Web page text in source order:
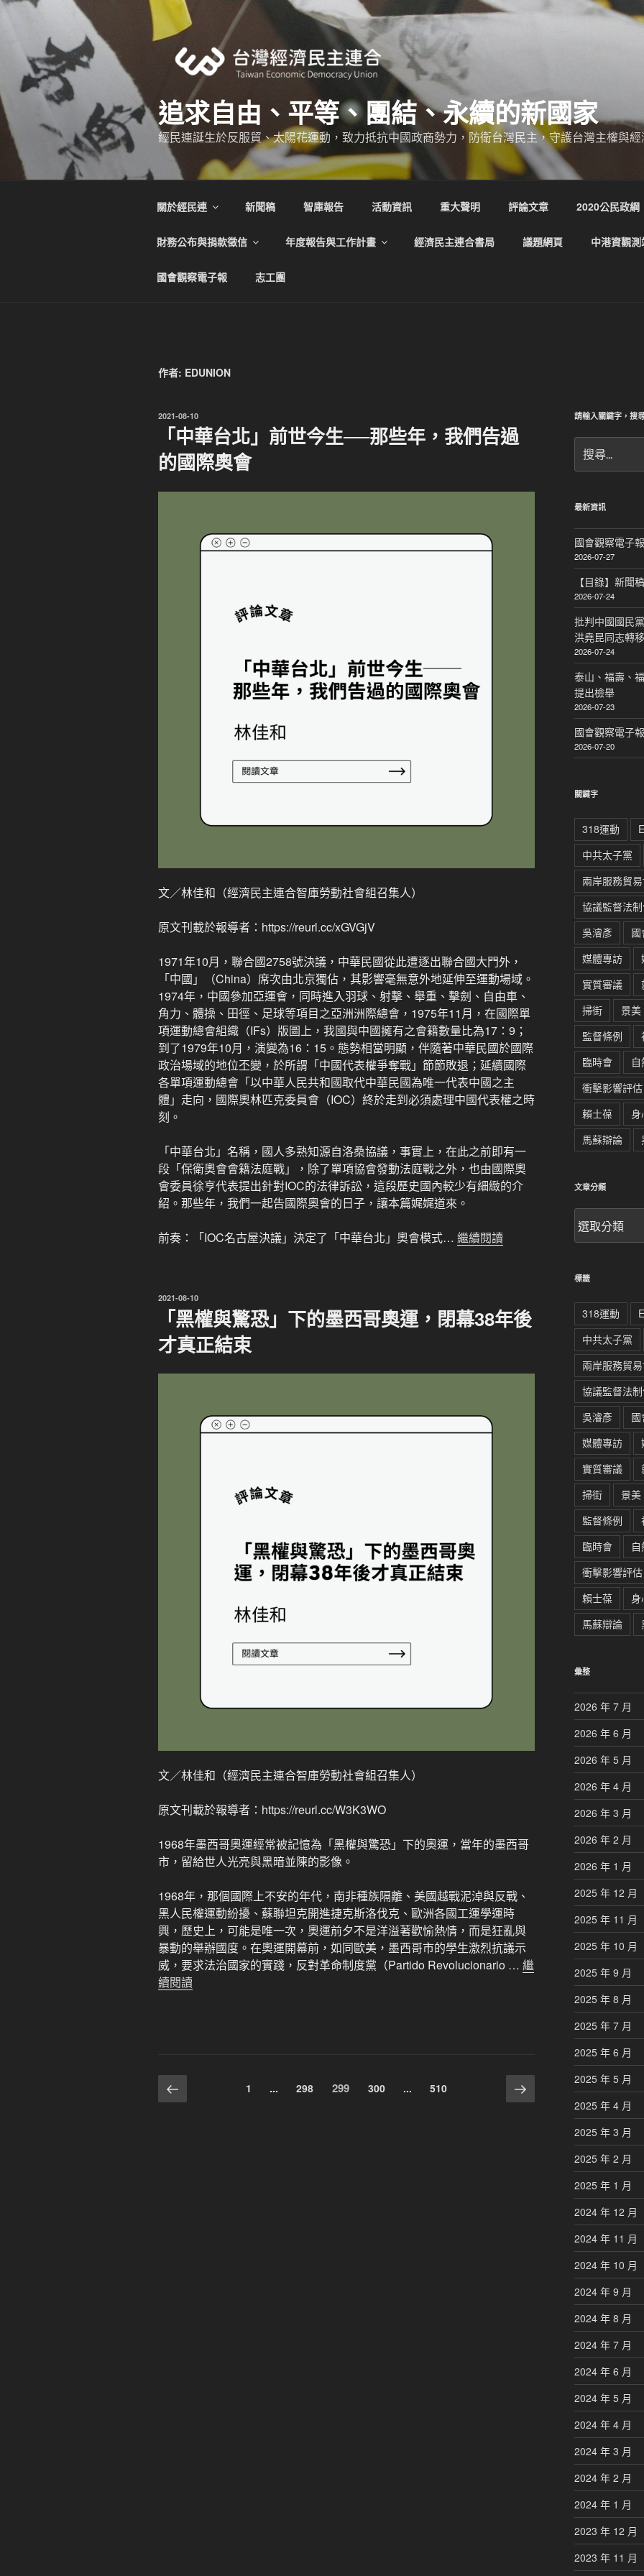
跳
容
追求自由、平等、團結、永續的新國家
經民連誕生於反服貿、太陽花運動，致力抵抗中國政商勢力，防衛台灣民主，守護台灣主權與
關於經民連 新聞稿 智庫報告 活動資訊 重大聲明 評論文章 2020公民政綱
財務公布與捐款徵信 年度報告與工作計畫 經濟民主連合書局 議題網頁 中港資觀測
國會觀察電子報 志工團
作者: EDUNION
發
2021-08-10
「中華台北」前世今生──那些年，我們告過
的國際奧會
文／林佳和（經濟民主連合智庫勞動社會組召集人）
原文刊載於報導者：https://reurl.cc/xGVGjV
1971年10月，聯合國2758號決議，中華民國從此遭逐出聯合國大門外，
「中國」（China）席次由北京獨佔，其影響毫無意外地延伸至運動場域。
1974年，中國參加亞運會，同時進入羽球、射擊、舉重、擊劍、自由車、
角力、體操、田徑、足球等項目之亞洲洲際總會，1975年11月，在國際單
項運動總會組織（IFs）版圖上，我國與中國擁有之會籍數量比為17：9；
到了1979年10月，演變為16：15。態勢相當明顯，伴隨著中華民國於國際
政治場域的地位丕變，於所謂「中國代表權爭奪戰」節節敗退；延續國際
各單項運動總會「以中華人民共和國取代中華民國為唯一代表中國之主
體」走向，國際奧林匹克委員會（IOC）終於走到必須處理中國代表權之時
刻。
「中華台北」名稱，國人多熟知源自洛桑協議，事實上，在此之前即有一
段「保衛奧會會籍法庭戰」，除了單項協會發動法庭戰之外，也由國際奧
會委員徐亨代表提出針對IOC的法律訴訟，這段歷史國內較少有細緻的介
紹。那些年，我們一起告國際奧會的日子，讓本篇娓娓道來。
前奏：「IOC名古屋決議」決定了「中華台北」奧會模式… 繼續閱讀
發
2021-08-10
「黑權與驚恐」下的墨西哥奧運，閉幕38年後
才真正結束
文／林佳和（經濟民主連合智庫勞動社會組召集人）
原文刊載於報導者：https://reurl.cc/W3K3WO
1968年墨西哥奧運經常被記憶為「黑權與驚恐」下的奧運，當年的墨西哥
市，留給世人光亮與黑暗並陳的影像。
1968年，那個國際上不安的年代，南非種族隔離、美國越戰泥淖與反戰、
黑人民權運動紛擾、蘇聯坦克開進捷克斯洛伐克、歐洲各國工運學運時
興，歷史上，可能是唯一次，奧運前夕不是洋溢著歡愉熱情，而是狂亂與
暴動的舉辦國度。在奧運開幕前，如同歐美，墨西哥市的學生激烈抗議示
威，要求法治國家的實踐，反對革命制度黨（Partido Revolucionario … 繼
續閱讀
文上
一
頁
1 ...
頁
298
頁
299
頁
300 ...
頁
510 下
一
請輸入關鍵字，搜
尋
關
字:
最新資訊
國會觀察電子
2026-07-27
【目錄】新聞稿
2026-07-24
批判中國國民
洪堯昆同志轉
2026-07-24
泰山、福壽、
提出檢舉
2026-07-23
國會觀察電子
2026-07-20
關鍵字
318運動
中共太子黨
兩岸服務貿
協議監督法
吳濬彥
國
媒體專訪
實質審議
掃街
景美
監督條例
臨時會
衝擊影響評估
賴士葆
身
馬蘇辯論
文章分類
章
分
標籤
318運動
中共太子黨
兩岸服務貿
協議監督法
吳濬彥
國
媒體專訪
實質審議
掃街
景美
監督條例
臨時會
衝擊影響評估
賴士葆
身
馬蘇辯論
彙整
2026 年 7 月
2026 年 6 月
2026 年 5 月
2026 年 4 月
2026 年 3 月
2026 年 2 月
2026 年 1 月
2025 年 12 月
2025 年 11 月
2025 年 10 月
2025 年 9 月
2025 年 8 月
2025 年 7 月
2025 年 6 月
2025 年 5 月
2025 年 4 月
2025 年 3 月
2025 年 2 月
2025 年 1 月
2024 年 12 月
2024 年 11 月
2024 年 10 月
2024 年 9 月
2024 年 8 月
2024 年 7 月
2024 年 6 月
2024 年 5 月
2024 年 4 月
2024 年 3 月
2024 年 2 月
2024 年 1 月
2023 年 12 月
2023 年 11 月